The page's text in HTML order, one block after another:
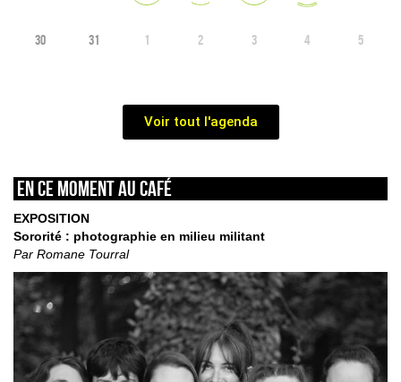
30 31 1 2 3 4 5
Voir tout l'agenda
En ce moment au café
EXPOSITION
Sororité : photographie en milieu militant
Par Romane Tourral